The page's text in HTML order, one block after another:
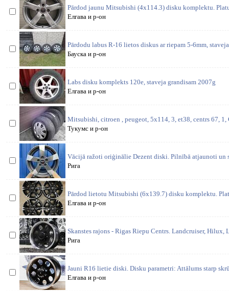
Pārdod jaunu Mitsubishi (4x114.3) disku komplektu.
Елгава и р-он
Pārdodu labus R-16 lietos diskus ar riepam 5-6mm,
Бауска и р-он
Labs disku komplekts 120e, staveja grandisam 2007g
Елгава и р-он
Mitsubishi, citroen , peugeot, 5x114, 3, et38, centrs 67, 1,
Тукумс и р-он
Vācijā ražoti oriģinālie Dezent diski. Pilnībā atjaunoti un
Рига
Pārdod lietotu Mitsubishi (6x139.7) disku komplektu.
Елгава и р-он
Skanstes rajons - Rigas Riepu Centrs. Landcruiser, Hilux,
Рига
Jauni R16 lietie diski. Disku parametri: Attālums starp
Елгава и р-он